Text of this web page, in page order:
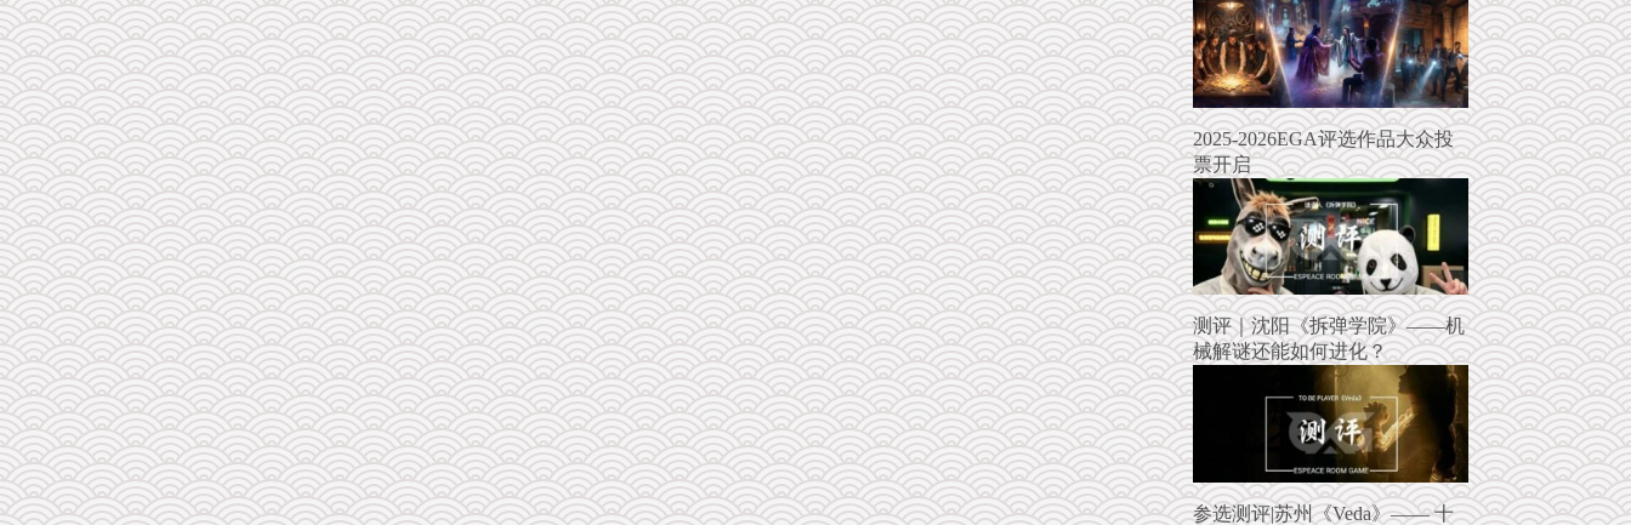
2025-2026EGA评选作品大众投
票开启
测评｜沈阳《拆弹学院》——机
械解谜还能如何进化？
参选测评|苏州《Veda》—— 十